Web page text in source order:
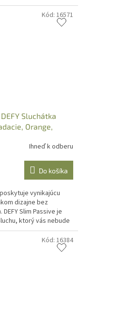
Sluchátka
Orange,
Ihneď k odberu
Do košíka
vynikajúcu
dizajne bez
Slim Passive je
ktorý vás nebude
Kód: 16571
Kód: 16384